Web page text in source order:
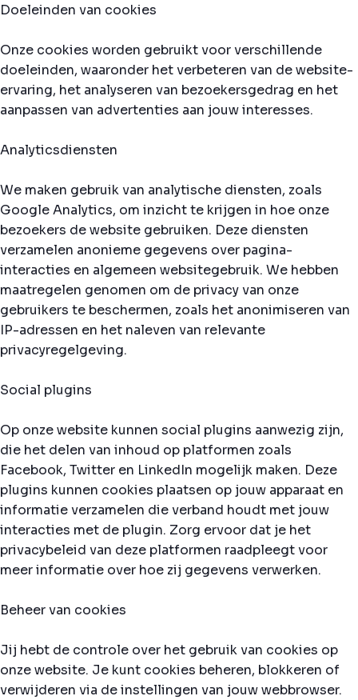
Doeleinden van cookies
Onze cookies worden gebruikt voor verschillende
doeleinden, waaronder het verbeteren van de website-
ervaring, het analyseren van bezoekersgedrag en het
aanpassen van advertenties aan jouw interesses.
Analyticsdiensten
We maken gebruik van analytische diensten, zoals
Google Analytics, om inzicht te krijgen in hoe onze
bezoekers de website gebruiken. Deze diensten
verzamelen anonieme gegevens over pagina-
interacties en algemeen websitegebruik. We hebben
maatregelen genomen om de privacy van onze
gebruikers te beschermen, zoals het anonimiseren van
IP-adressen en het naleven van relevante
privacyregelgeving.
Social plugins
Op onze website kunnen social plugins aanwezig zijn,
die het delen van inhoud op platformen zoals
Facebook, Twitter en LinkedIn mogelijk maken. Deze
plugins kunnen cookies plaatsen op jouw apparaat en
informatie verzamelen die verband houdt met jouw
interacties met de plugin. Zorg ervoor dat je het
privacybeleid van deze platformen raadpleegt voor
meer informatie over hoe zij gegevens verwerken.
Beheer van cookies
Jij hebt de controle over het gebruik van cookies op
onze website. Je kunt cookies beheren, blokkeren of
verwijderen via de instellingen van jouw webbrowser.